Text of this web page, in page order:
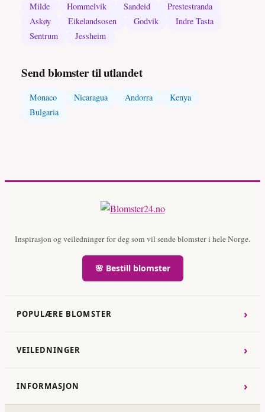
Milde Hommelvik Sandeid
Prestestranda
Askøy
Eikelandsosen Godvik
Indre Tasta
Sentrum
Jessheim
Send blomster til utlandet
Monaco Nicaragua Andorra
Kenya
Bulgaria
Inspirasjon og veiledninger for deg som vil sende blomster i hele Norge.
🌸 Bestill blomster
POPULÆRE BLOMSTER ›
VEILEDNINGER ›
INFORMASJON ›